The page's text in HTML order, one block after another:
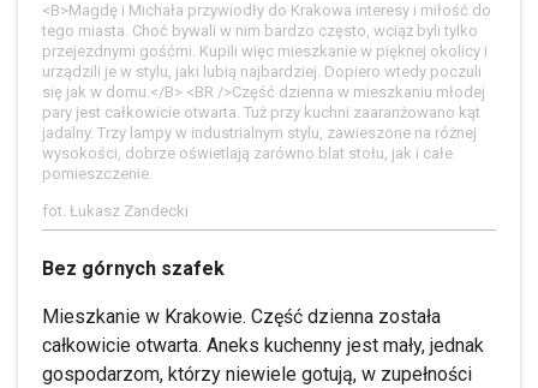
<B>Magdę i Michała przywiodły do Krakowa interesy i miłość do
tego miasta. Choć bywali w nim bardzo często, wciąż byli tylko
przejezdnymi gośćmi. Kupili więc mieszkanie w pięknej okolicy i
urządzili je w stylu, jaki lubią najbardziej. Dopiero wtedy poczuli
się jak w domu.</B> <BR />Część dzienna w mieszkaniu młodej
pary jest całkowicie otwarta. Tuż przy kuchni zaaranżowano kąt
jadalny. Trzy lampy w industrialnym stylu, zawieszone na różnej
wysokości, dobrze oświetlają zarówno blat stołu, jak i całe
pomieszczenie.
fot. Łukasz Zandecki
Bez górnych szafek
Mieszkanie w Krakowie. Część dzienna została
całkowicie otwarta. Aneks kuchenny jest mały, jednak
gospodarzom, którzy niewiele gotują, w zupełności